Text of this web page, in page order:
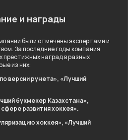
и награды
были отмечены экспертами и
За последние годы компания
престижных наград в разных
из них:
версии рунета», «Лучший
букмекер Казахстана»,
развития хоккея».
хоккея», «Лучший